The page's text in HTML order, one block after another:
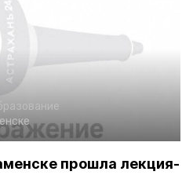
прошла лекция-